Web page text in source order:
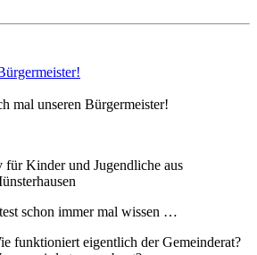
mal unseren Bürgermeister!
für Kinder und Jugendliche aus
schon immer mal wissen …
funktioniert eigentlich der Gemeinderat?